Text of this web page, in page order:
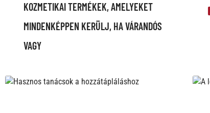
KOZMETIKAI TERMÉKEK, AMELYEKET
MINDENKÉPPEN KERÜLJ, HA VÁRANDÓS
VAGY